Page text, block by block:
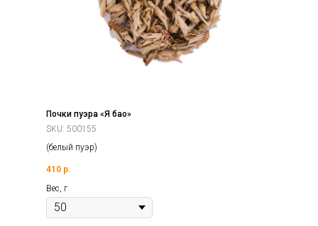
Почки пуэра «Я бао»
SKU: 500155
(белый пуэр)
410 р.
Вес, г